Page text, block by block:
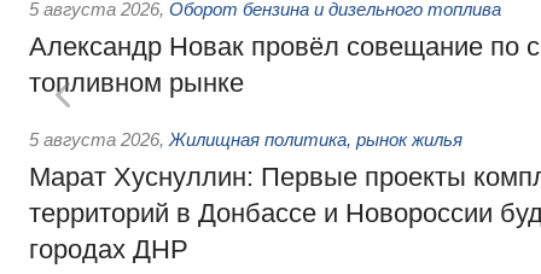
5 августа 2026, Оборот бензина и дизельного топлива
Александр Новак провёл совещание по
топливном рынке
5 августа 2026, Жилищная политика, рынок жилья
Марат Хуснуллин: Первые проекты
территорий в Донбассе и Новороссии
городах ДНР